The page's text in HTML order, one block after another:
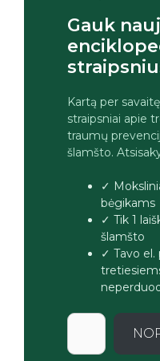
Gauk
Kartą per
straipsniai apie
traumų
šlamšto.
✓
bėgikams
✓ Tik 1
šlamšto
✓ Tavo el.